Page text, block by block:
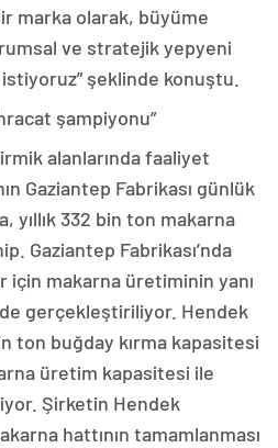
marka olarak, büyüme
ve stratejik yepyeni
şeklinde konuştu.
şampiyonu”
alanlarında faaliyet
Gaziantep Fabrikası günlük
yıllık 332 bin ton makarna
Gaziantep Fabrikası’nda
için makarna üretiminin yanı
gerçekleştiriliyor. Hendek
ton buğday kırma kapasitesi
üretim kapasitesi ile
Şirketin Hendek
hattının tamamlanması